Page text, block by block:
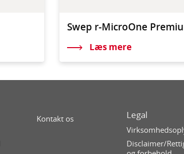
Swep r-MicroOne
Læs mere
Kontakt os Legal
Disclaimer/